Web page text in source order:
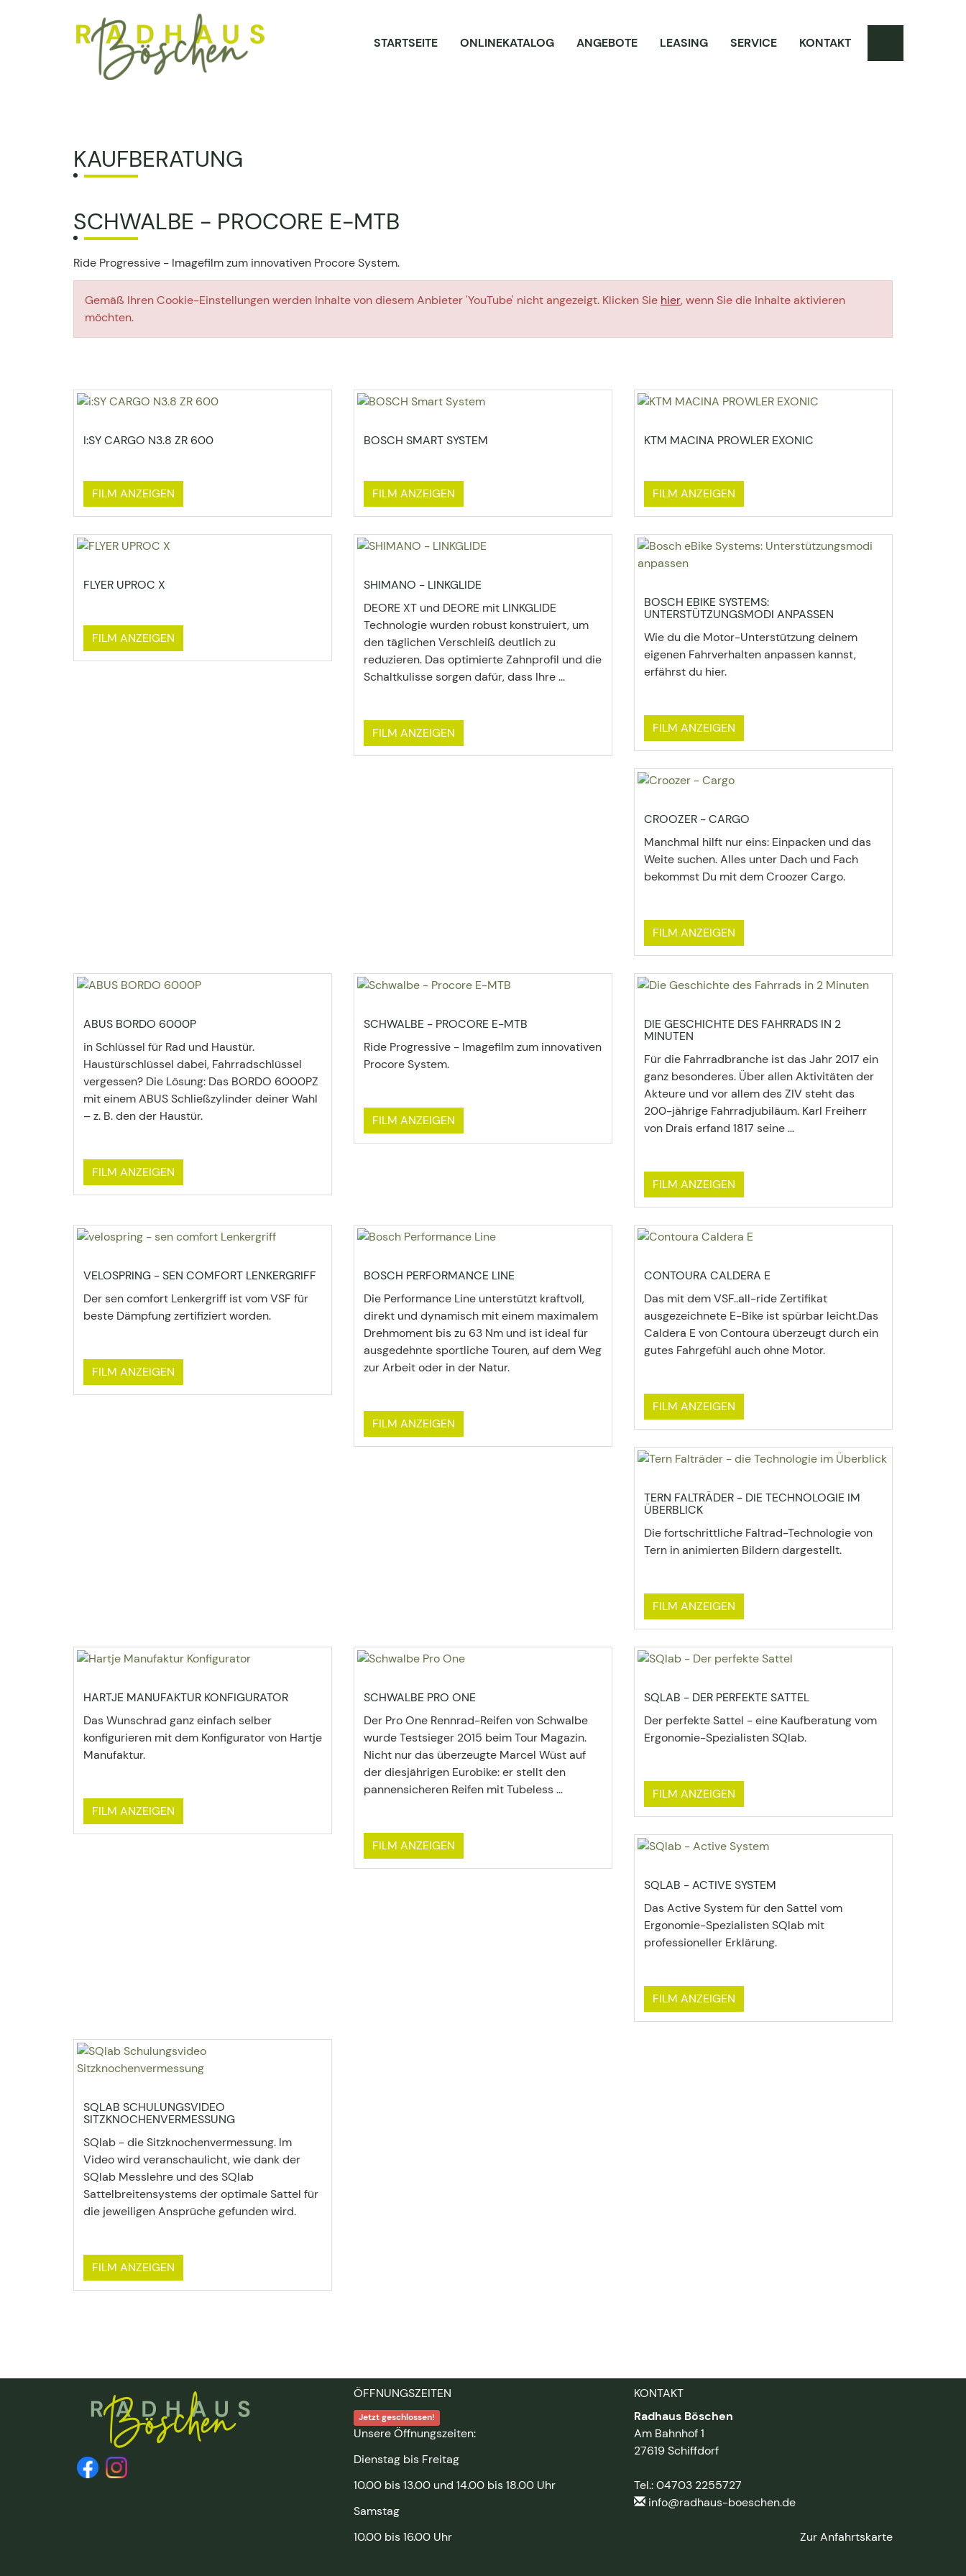
STARTSEITE ONLINEKATALOG ANGEBOTE LEASING SERVICE KONTAKT
KAUFBERATUNG
SCHWALBE - PROCORE E-MTB
Ride Progressive - Imagefilm zum innovativen Procore System.
Gemäß Ihren Cookie-Einstellungen werden Inhalte von diesem Anbieter 'YouTube' nicht angezeigt. Klicken Sie hier, wenn Sie die Inhalte aktivieren
möchten.
I:SY CARGO N3.8 ZR 600
FILM ANZEIGEN
BOSCH SMART SYSTEM
FILM ANZEIGEN
KTM MACINA PROWLER EXONIC
FILM ANZEIGEN
FLYER UPROC X
FILM ANZEIGEN
SHIMANO - LINKGLIDE
DEORE XT und DEORE mit LINKGLIDE
Technologie wurden robust konstruiert, um
den täglichen Verschleiß deutlich zu
reduzieren. Das optimierte Zahnprofil und die
Schaltkulisse sorgen dafür, dass Ihre ...
FILM ANZEIGEN
BOSCH EBIKE SYSTEMS:
UNTERSTÜTZUNGSMODI ANPASSEN
Wie du die Motor-Unterstützung deinem
eigenen Fahrverhalten anpassen kannst,
erfährst du hier.
FILM ANZEIGEN
CROOZER - CARGO
Manchmal hilft nur eins: Einpacken und das
Weite suchen. Alles unter Dach und Fach
bekommst Du mit dem Croozer Cargo.
FILM ANZEIGEN
ABUS BORDO 6000P
in Schlüssel für Rad und Haustür.
Haustürschlüssel dabei, Fahrradschlüssel
vergessen? Die Lösung: Das BORDO 6000PZ
mit einem ABUS Schließzylinder deiner Wahl
– z. B. den der Haustür.
FILM ANZEIGEN
SCHWALBE - PROCORE E-MTB
Ride Progressive - Imagefilm zum innovativen
Procore System.
FILM ANZEIGEN
DIE GESCHICHTE DES FAHRRADS IN 2
MINUTEN
Für die Fahrradbranche ist das Jahr 2017 ein
ganz besonderes. Über allen Aktivitäten der
Akteure und vor allem des ZIV steht das
200-jährige Fahrradjubiläum. Karl Freiherr
von Drais erfand 1817 seine ...
FILM ANZEIGEN
VELOSPRING - SEN COMFORT LENKERGRIFF
Der sen comfort Lenkergriff ist vom VSF für
beste Dämpfung zertifiziert worden.
FILM ANZEIGEN
BOSCH PERFORMANCE LINE
Die Performance Line unterstützt kraftvoll,
direkt und dynamisch mit einem maximalem
Drehmoment bis zu 63 Nm und ist ideal für
ausgedehnte sportliche Touren, auf dem Weg
zur Arbeit oder in der Natur.
FILM ANZEIGEN
CONTOURA CALDERA E
Das mit dem VSF..all-ride Zertifikat
ausgezeichnete E-Bike ist spürbar leicht.Das
Caldera E von Contoura überzeugt durch ein
gutes Fahrgefühl auch ohne Motor.
FILM ANZEIGEN
TERN FALTRÄDER - DIE TECHNOLOGIE IM
ÜBERBLICK
Die fortschrittliche Faltrad-Technologie von
Tern in animierten Bildern dargestellt.
FILM ANZEIGEN
HARTJE MANUFAKTUR KONFIGURATOR
Das Wunschrad ganz einfach selber
konfigurieren mit dem Konfigurator von Hartje
Manufaktur.
FILM ANZEIGEN
SCHWALBE PRO ONE
Der Pro One Rennrad-Reifen von Schwalbe
wurde Testsieger 2015 beim Tour Magazin.
Nicht nur das überzeugte Marcel Wüst auf
der diesjährigen Eurobike: er stellt den
pannensicheren Reifen mit Tubeless ...
FILM ANZEIGEN
SQLAB - DER PERFEKTE SATTEL
Der perfekte Sattel - eine Kaufberatung vom
Ergonomie-Spezialisten SQlab.
FILM ANZEIGEN
SQLAB - ACTIVE SYSTEM
Das Active System für den Sattel vom
Ergonomie-Spezialisten SQlab mit
professioneller Erklärung.
FILM ANZEIGEN
SQLAB SCHULUNGSVIDEO
SITZKNOCHENVERMESSUNG
SQlab - die Sitzknochenvermessung. Im
Video wird veranschaulicht, wie dank der
SQlab Messlehre und des SQlab
Sattelbreitensystems der optimale Sattel für
die jeweiligen Ansprüche gefunden wird.
FILM ANZEIGEN
ÖFFNUNGSZEITEN
Jetzt geschlossen!
Unsere Öffnungszeiten:
Dienstag bis Freitag
10.00 bis 13.00 und 14.00 bis 18.00 Uhr
Samstag
10.00 bis 16.00 Uhr
KONTAKT
Radhaus Böschen
Am Bahnhof 1
27619 Schiffdorf
Tel.: 04703 2255727
info@radhaus-boeschen.de
Zur Anfahrtskarte